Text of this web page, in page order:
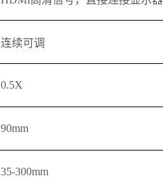
连续可调
0.5X
90mm
35-300mm